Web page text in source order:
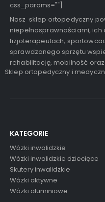
css_params=""]
Nasz sklep ortopedyczny
niepełnosprawnościami,
fizjoterapeutach,
sprawdzonego sprzętu
rehabilitację, mobilność
Sklep ortopedyczny i
KATEGORIE
Wózki inwalidzkie
Wózki inwalidzkie dziecięce
Skutery inwalidzkie
Wózki aktywne
Wózki aluminiowe